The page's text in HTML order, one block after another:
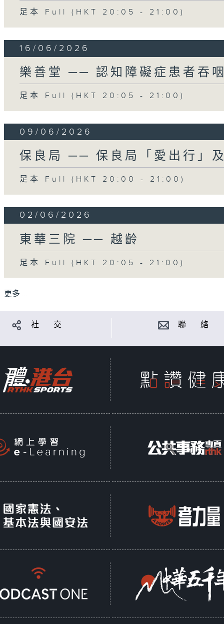
足本 Full (HKT 20:05 - 21:00)
16/06/2026
樂善堂 ── 認知障礙症患者吞
足本 Full (HKT 20:05 - 21:00)
09/06/2026
保良局 ── 保良局「愛出行」
足本 Full (HKT 20:00 - 21:00)
02/06/2026
東華三院 ── 越齡
足本 Full (HKT 20:05 - 21:00)
更多 ...
社 交 聯 絡